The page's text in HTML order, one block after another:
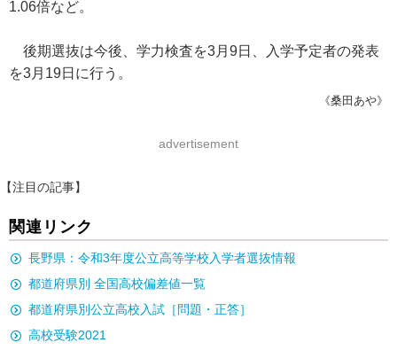
1.06倍など。
後期選抜は今後、学力検査を3月9日、入学予定者の発表
を3月19日に行う。
《桑田あや》
advertisement
【注目の記事】
関連リンク
長野県：令和3年度公立高等学校入学者選抜情報
都道府県別 全国高校偏差値一覧
都道府県別公立高校入試［問題・正答］
高校受験2021